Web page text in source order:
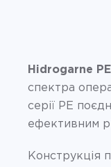
Hidrogarne
спектра
серії PE
ефективним
Конструкція